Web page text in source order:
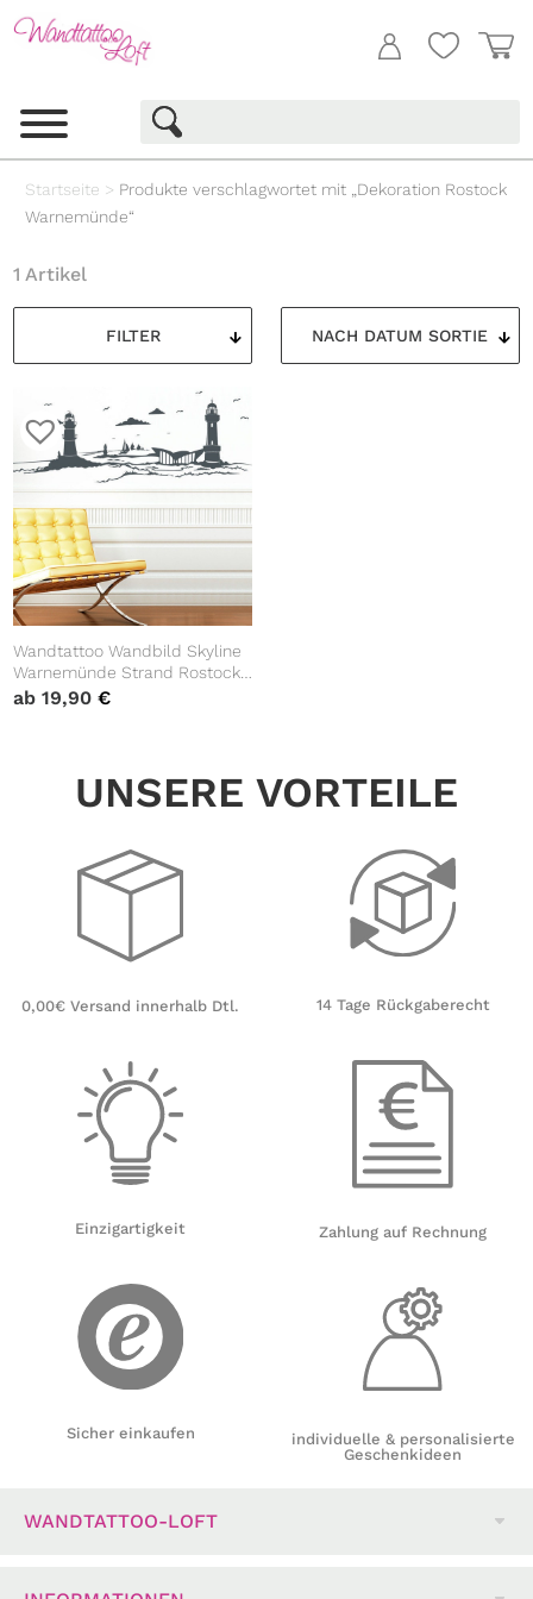
Startseite > Produkte verschlagwortet mit „Dekoration Rostock
Warnemünde“
FILTER
1 Artikel
Wandtattoo Wandbild Skyline
Warnemünde Strand Rostock
Heimat Heimatliebe
ab19,90€
UNSERE VORTEILE
0,00€ Versand innerhalb Dtl.
Einzigartigkeit
Sicher einkaufen
14 Tage Rückgaberecht
Zahlung auf Rechnung
individuelle & personalisierte
Geschenkideen
WANDTATTOO-LOFT